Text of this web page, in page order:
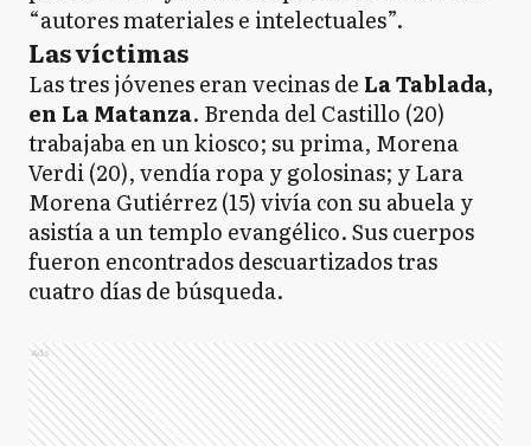
“autores materiales e intelectuales”.
Las víctimas
Las tres jóvenes eran vecinas de La Tablada,
en La Matanza. Brenda del Castillo (20)
trabajaba en un kiosco; su prima, Morena
Verdi (20), vendía ropa y golosinas; y Lara
Morena Gutiérrez (15) vivía con su abuela y
asistía a un templo evangélico. Sus cuerpos
fueron encontrados descuartizados tras
cuatro días de búsqueda.
Ads